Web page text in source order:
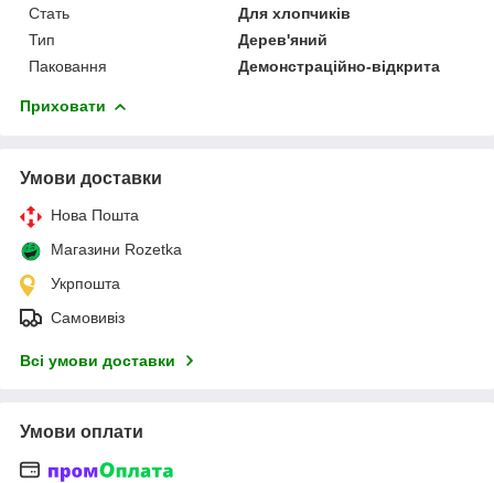
Стать
Для хлопчиків
Тип
Дерев'яний
Паковання
Демонстраційно-відкрита
Приховати
Умови доставки
Нова Пошта
Магазини Rozetka
Укрпошта
Самовивіз
Всі умови доставки
Умови оплати